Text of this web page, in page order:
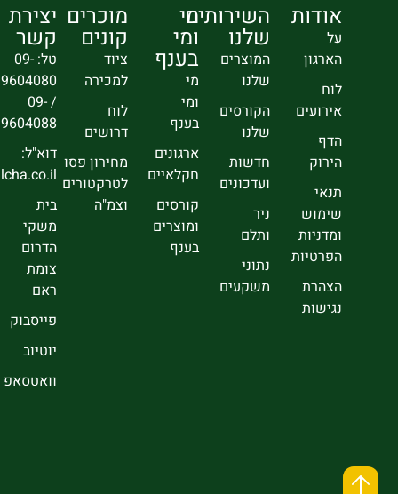
אודות
הפרטיות
השירותים
המוצרים
הקורסים
חדשות
ועדכונים
ניר
ותלם
נתוני
משקעים
מי
ומי
בענף
מי
ומי
בענף
ארגונים
חקלאיים
ומוצרים
מוכרים
קונים
ציוד
דרושים
מחירון פסו
לטרקטורים
וצמ"ה
יצירת
קשר
9604080
9604088
דוא"ל:
sec@falcha.co.il
בית
וואטסאפ